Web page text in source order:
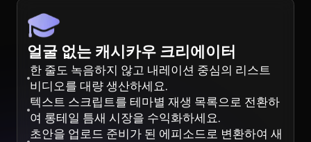
얼굴 없는 캐시카우 크리에이터
한 줄도 녹음하지 않고 내레이션 중심의 리스트
비디오를 대량 생산하세요.
텍스트 스크립트를 테마별 재생 목록으로 전환하
여 롱테일 틈새 시장을 수익화하세요.
초안을 업로드 준비가 된 에피소드로 변환하여 새